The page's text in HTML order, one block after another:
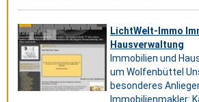
LichtWelt-Immo
Hausverwaltung
Immobilien und
um Wolfenbüttel
besonderes
Immobilienmakler: